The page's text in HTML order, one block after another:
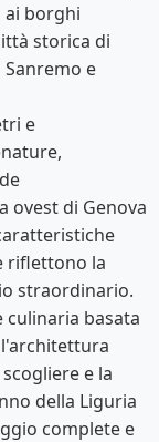
ai borghi
storica di
e
e
ovest di Genova
riflettono la
straordinario.
basata
e la
della Liguria
complete e